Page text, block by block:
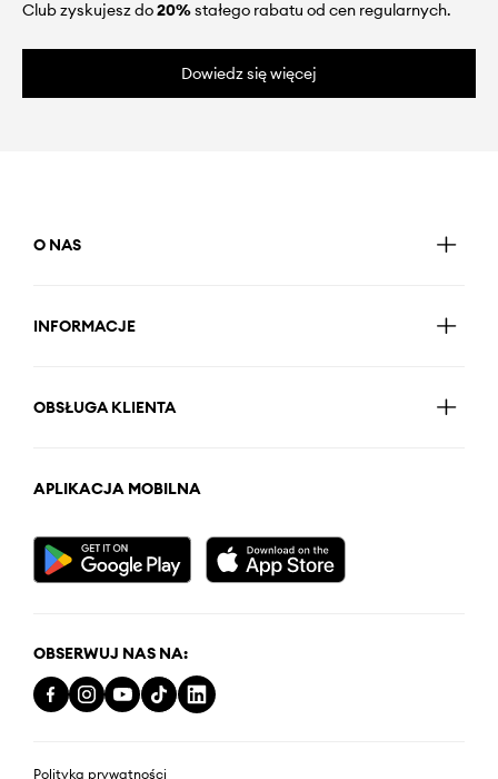
Club zyskujesz do20%stałego rabatu od cen regularnych.
Dowiedz się więcej
O NAS
INFORMACJE
OBSŁUGA KLIENTA
APLIKACJA MOBILNA
OBSERWUJ NAS NA:
Polityka prywatności